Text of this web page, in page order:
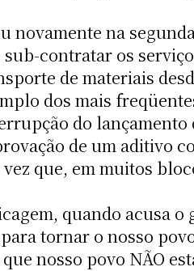
novamente na
contratar os
de materiais
dos mais
do lançamento
de um aditivo
que, em muitos
quando acusa o
tornar o nosso
nosso povo NÃO